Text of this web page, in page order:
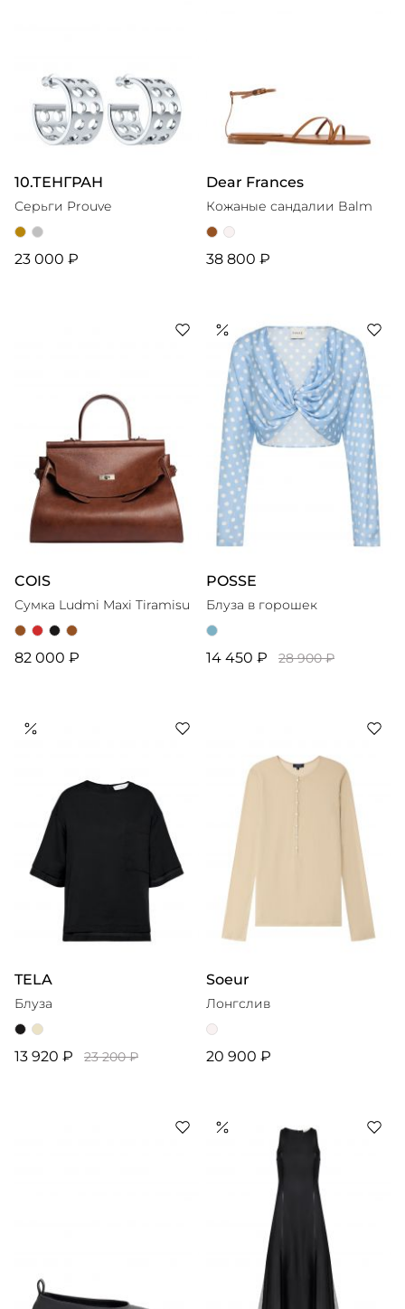
10.ТЕНГРАН
Серьги Prouve
23 000 ₽
Dear Frances
Кожаные сандалии Balm
38 800 ₽
COIS
Сумка Ludmi Maxi Tiramisu
82 000 ₽
POSSE
Блуза в горошек
14 450 ₽ 28 900 ₽
TELA
Блуза
13 920 ₽ 23 200 ₽
Soeur
Лонгслив
20 900 ₽